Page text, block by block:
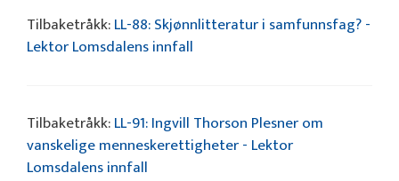
Tilbaketråkk:LL-88: Skjønnlitteratur i samfunnsfag? -
Lektor Lomsdalens innfall
Tilbaketråkk:LL-91: Ingvill Thorson Plesner om
vanskelige menneskerettigheter - Lektor
Lomsdalens innfall